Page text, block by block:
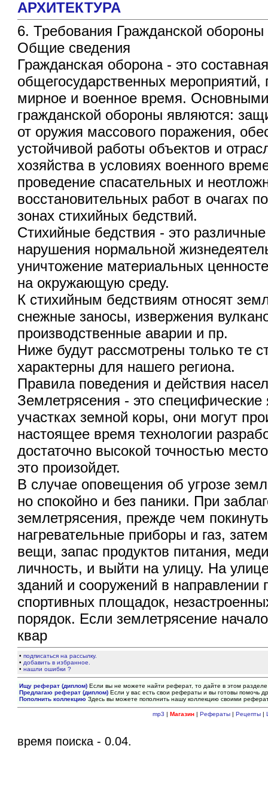
АРХИТЕКТУРА
6. Требования Гражданской обороны
Общие сведения
Гражданская оборона - это
общегосударственных
мирное и военное время.
гражданской обороны являются:
от оружия массового поражения,
устойчивой работы объектов и
хозяйства в условиях военного
проведение спасательных и
восстановительных работ в очагах
зонах стихийных бедствий.
Стихийные бедствия - это
нарушения нормальной
уничтожение материальных
на окружающую среду.
К стихийным бедствиям относят
снежные заносы, извержения
производственные аварии и пр.
Ниже будут рассмотрены только те
характерны для нашего региона.
Правила поведения и действия
Землетрясения - это
участках земной коры, они могут
настоящее время технологии
достаточно высокой точностью
это произойдет.
В случае оповещения об угрозе
но спокойно и без паники. При
землетрясения, прежде чем
нагревательные приборы и газ,
вещи, запас продуктов питания,
личность, и выйти на улицу. На
зданий и сооружений в
спортивных площадок,
порядок. Если землетрясение
квар
•подписаться на рассылку.
• добавить в избранное.
•нашли ошибки ?
Ищу реферат (диплом) Если вы не можете найти реферат, то дайте в этом
Предлагаю реферат (диплом) Если у вас есть свои рефераты и вы готовы помочь
Пополнить коллекцию Здесь вы можете пополнить нашу коллекцию своими
mp3 | Магазин| Рефераты| Рецепты|
время поиска - 0.04.